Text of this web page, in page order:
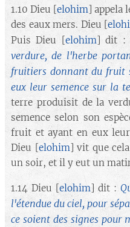
1.10 Dieu [elohim] appela
des eaux mers. Dieu [
Puis Dieu [elohim] dit
verdure, de l'herbe
fruitiers donnant du fruit
eux leur semence sur la
terre produisit de la
semence selon son
fruit et ayant en eux leur
Dieu [elohim] vit que
un soir, et il y eut un
1.14 Dieu [elohim] dit :
l'étendue du ciel, pour
ce soient des signes pour